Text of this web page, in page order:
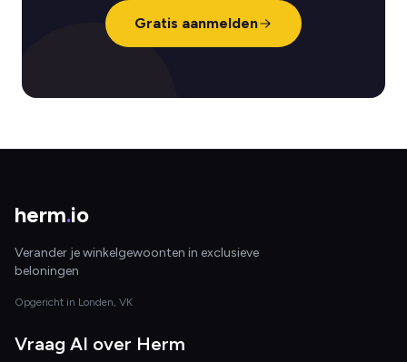
Gratis aanmelden
herm.io
Verander je winkelgewoonten in exclusieve
beloningen
Opgericht in Londen, VK
Vraag AI over Herm